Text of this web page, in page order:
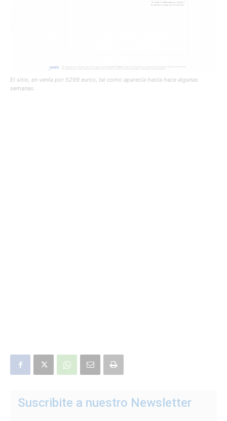
El sitio, en venta por 5299 euros, tal como aparecía hasta hace algunas
semanas.
Suscribite a nuestro Newsletter